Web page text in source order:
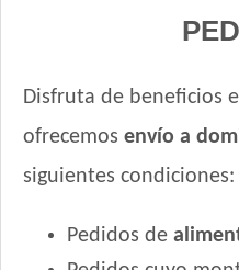
Disfruta de beneficios
ofrecemos envío a
siguientes condiciones:
Pedidos de